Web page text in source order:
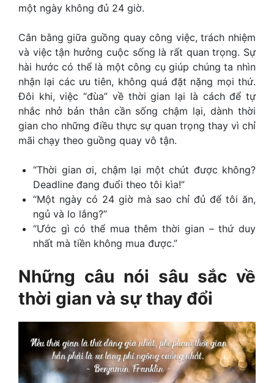
một ngày không đủ 24 giờ.
Cân bằng giữa guồng quay công việc, trách nhiệm
và việc tận hưởng cuộc sống là rất quan trọng. Sự
hài hước có thể là một công cụ giúp chúng ta nhìn
nhận lại các ưu tiên, không quá đặt nặng mọi thứ.
Đôi khi, việc “đùa” về thời gian lại là cách để tự
nhắc nhở bản thân cần sống chậm lại, dành thời
gian cho những điều thực sự quan trọng thay vì chỉ
mãi chạy theo guồng quay vô tận.
“Thời gian ơi, chậm lại một chút được không?
Deadline đang đuổi theo tôi kìa!”
“Một ngày có 24 giờ mà sao chỉ đủ để tôi ăn,
ngủ và lo lắng?”
“Ước gì có thể mua thêm thời gian – thứ duy
nhất mà tiền không mua được.”
Những câu nói sâu sắc về
thời gian và sự thay đổi